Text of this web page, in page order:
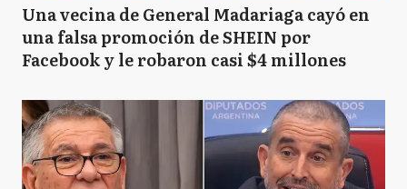
Una vecina de General Madariaga cayó en
una falsa promoción de SHEIN por
Facebook y le robaron casi $4 millones